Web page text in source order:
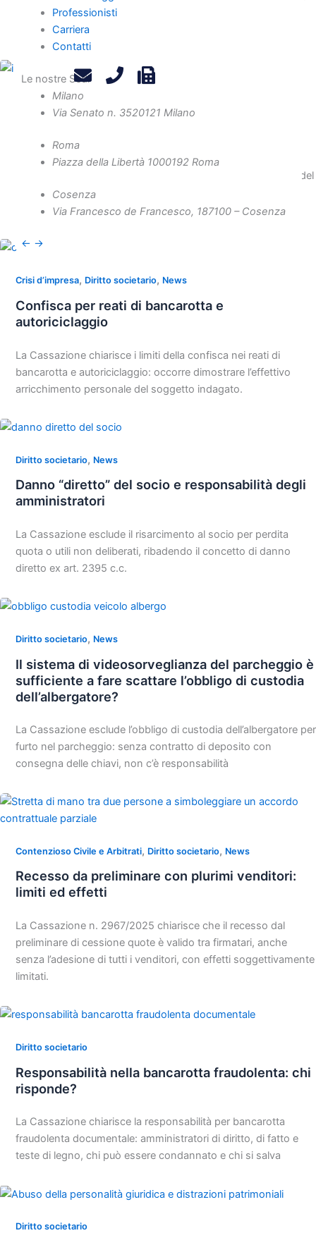
Professionisti
Carriera
Contatti
Le nostre Sedi
Milano
Via Senato n. 3520121 Milano
Roma
Piazza della Libertà 1000192 Roma
Cosenza
Via Francesco de Francesco, 187100 – Cosenza
← →
bilancio e prosecuzione illegittima dell’attività, con focus su
criteri di danno e doveri degli amministratori.
Diritto amministrativo
datoriale ed infortunio
La Cassazione annulla l’assoluzione del datore: la condotta del
lavoratore non interrompe il nesso causale se manca
formazione sui rischi legati alla macchina usata.
Crisi d’impresa, Diritto societario, News
Confisca per reati di bancarotta e
autoriciclaggio
La Cassazione chiarisce i limiti della confisca nei reati di
bancarotta e autoriciclaggio: occorre dimostrare l’effettivo
arricchimento personale del soggetto indagato.
Diritto societario, News
Danno “diretto” del socio e responsabilità degli
amministratori
La Cassazione esclude il risarcimento al socio per perdita
quota o utili non deliberati, ribadendo il concetto di danno
diretto ex art. 2395 c.c.
Diritto societario, News
Il sistema di videosorveglianza del parcheggio è
sufficiente a fare scattare l’obbligo di custodia
dell’albergatore?
La Cassazione esclude l’obbligo di custodia dell’albergatore per
furto nel parcheggio: senza contratto di deposito con
consegna delle chiavi, non c’è responsabilità
Contenzioso Civile e Arbitrati, Diritto societario, News
Recesso da preliminare con plurimi venditori:
limiti ed effetti
La Cassazione n. 2967/2025 chiarisce che il recesso dal
preliminare di cessione quote è valido tra firmatari, anche
senza l’adesione di tutti i venditori, con effetti soggettivamente
limitati.
Diritto societario
Responsabilità nella bancarotta fraudolenta: chi
risponde?
La Cassazione chiarisce la responsabilità per bancarotta
fraudolenta documentale: amministratori di diritto, di fatto e
teste di legno, chi può essere condannato e chi si salva
Diritto societario